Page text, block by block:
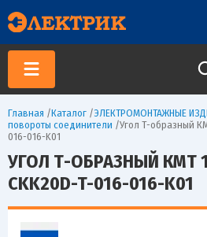
Главная /Каталог /ЭЛЕКТРОМОНТАЖНЫЕ
повороты соединители /Угол Т-образный
016-016-K01
УГОЛ Т-ОБРАЗНЫЙ КМТ
CKK20D-T-016-016-K01